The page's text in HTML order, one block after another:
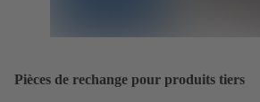
Pièces de rechange pour produits tiers